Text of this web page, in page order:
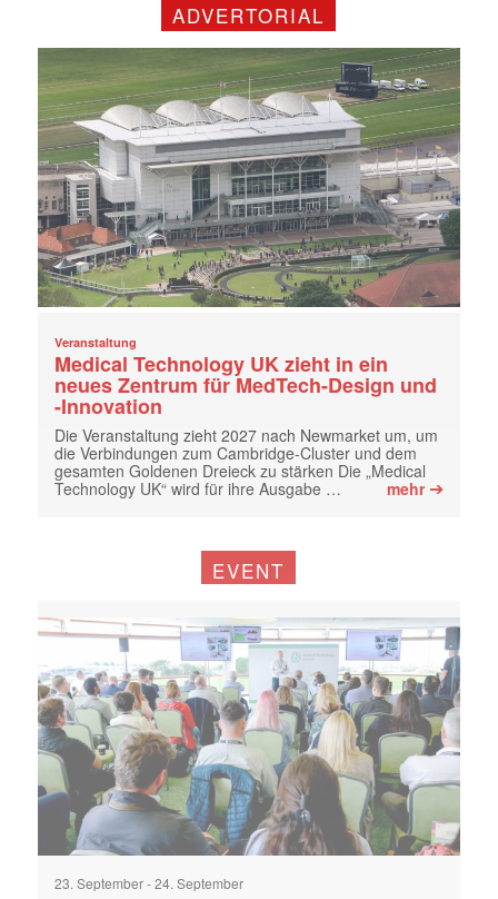
ADVERTORIAL
Veranstaltung
Medical Technology UK zieht in ein
neues Zentrum für MedTech-Design und
-Innovation
Die Veranstaltung zieht 2027 nach Newmarket um, um
die Verbindungen zum Cambridge-Cluster und dem
gesamten Goldenen Dreieck zu stärken Die „Medical
Technology UK“ wird für ihre Ausgabe …
mehr➔
EVENT
23. September-24. September